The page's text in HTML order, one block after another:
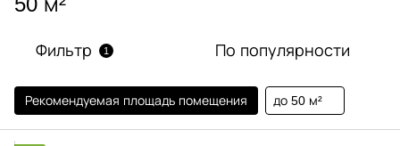
Фильтр 1 По популярности
Рекомендуемая площадь помещения до 50 м²